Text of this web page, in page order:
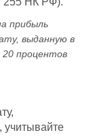
прибыль
выданную в
20 процентов